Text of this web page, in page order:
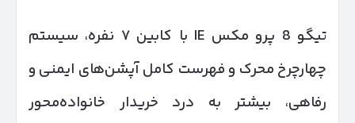
تیگو 8 پرو مکس IE با کابین ۷ نفره، سیستم
چهارچرخ محرک و فهرست کامل آپشن‌های ایمنی و
رفاهی، بیشتر به درد خریدار خانواده‌محور